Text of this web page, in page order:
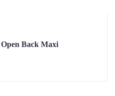
Back Maxi